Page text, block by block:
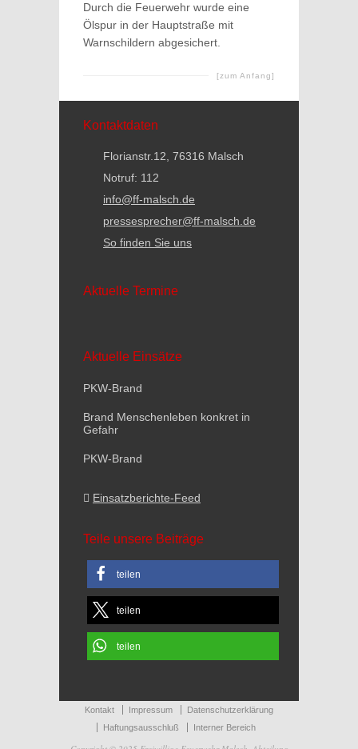
Durch die Feuerwehr wurde eine
Ölspur in der Hauptstraße mit
Warnschildern abgesichert.
[zum Anfang]
Kontaktdaten
Florianstr.12, 76316 Malsch
Notruf: 112
info@ff-malsch.de
pressesprecher@ff-malsch.de
So finden Sie uns
Aktuelle Termine
Aktuelle Einsätze
PKW-Brand
Brand Menschenleben konkret in
Gefahr
PKW-Brand
Einsatzberichte-Feed
Teile unsere Beiträge
teilen
teilen
teilen
Kontakt Impressum
Datenschutzerklärung
Haftungsausschluß
Interner Bereich